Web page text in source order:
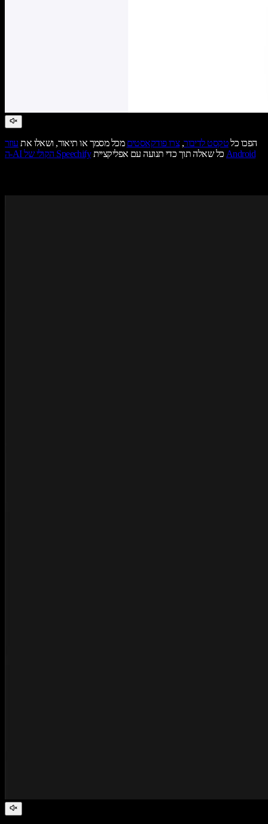
הפכו כלטקסט לדיבור,צרו פודקאסטים מכל מסמך או תיאור, ושאלו את עוזר
ה-AI הקולי של Speechify
כל שאלה תוך כדי תנועה עם אפליקצייתAndroid